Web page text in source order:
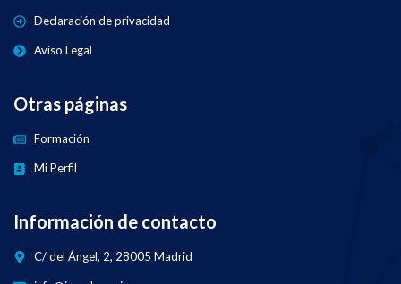
Declaración de privacidad
Aviso Legal
Otras páginas
Formación
Mi Perfil
Información de contacto
C/ del Ángel, 2, 28005 Madrid